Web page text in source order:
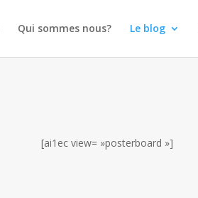
Qui sommes nous? Le blog
[ai1ec view= »posterboard »]